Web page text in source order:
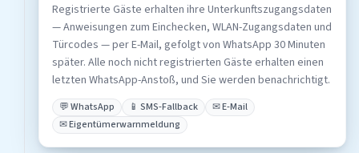
Registrierte Gäste erhalten ihre Unterkunftszugangsdaten
— Anweisungen zum Einchecken, WLAN-Zugangsdaten und
Türcodes — per E-Mail, gefolgt von WhatsApp 30 Minuten
später. Alle noch nicht registrierten Gäste erhalten einen
letzten WhatsApp-Anstoß, und Sie werden benachrichtigt.
💬 WhatsApp 📱 SMS-Fallback
✉ E-Mail
✉ Eigentümerwarnmeldung